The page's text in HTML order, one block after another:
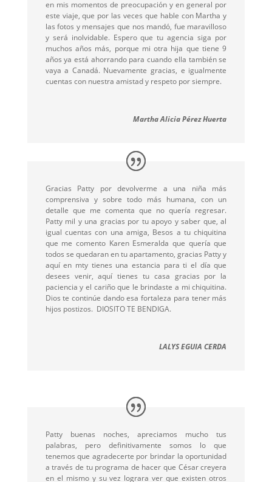
en mis momentos de preocupación y en general por
este viaje, que por las veces que hable con Martha y
las fotos y mensajes que nos mandó, fue maravilloso
y será inolvidable. Espero que tu agencia siga por
muchos años más, porque mi otra hija que tiene 9
años ya está ahorrando para cuando ella también se
vaya a Canadá. Nuevamente gracias, e igualmente
cuentas con nuestra amistad y respeto por siempre.
Martha Alicia Pérez Huerta
Gracias Patty por devolverme a una niña más
comprensiva y sobre todo más humana, con un
detalle que me comenta que no quería regresar.
Patty mil y una gracias por tu apoyo y saber que, al
igual cuentas con una amiga, Besos a tu chiquitina
que me comento Karen Esmeralda que quería que
todos se quedaran en tu apartamento, gracias Patty y
aquí en mty tienes una estancia para ti el día que
desees venir, aquí tienes tu casa gracias por la
paciencia y el cariño que le brindaste a mi chiquitina.
Dios te continúe dando esa fortaleza para tener más
hijos postizos. DIOSITO TE BENDIGA.
LALYS EGUIA CERDA
Patty buenas noches, apreciamos mucho tus
palabras, pero definitivamente somos lo que
tenemos que agradecerte por brindar la oportunidad
a través de tu programa de hacer que César creyera
en el mismo y su vez lograra ver que existen otros